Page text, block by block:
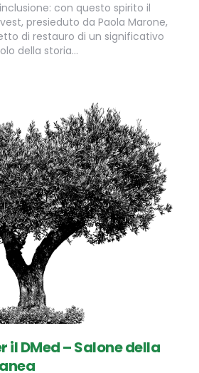
con questo spirito il
presieduto da Paola Marone,
di restauro di un significativo
della storia…
il DMed – Salone della